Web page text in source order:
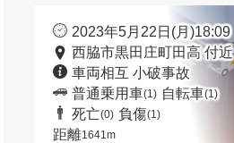
2023年5月22日(月)18:09
西脇市黒田庄町田高 付近
車両相互 小破事故
普通乗用車(1) 自転車(1)
死亡(0) 負傷(1)
距離1641m